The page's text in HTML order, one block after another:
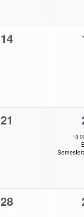
0
14
0
21
0
28